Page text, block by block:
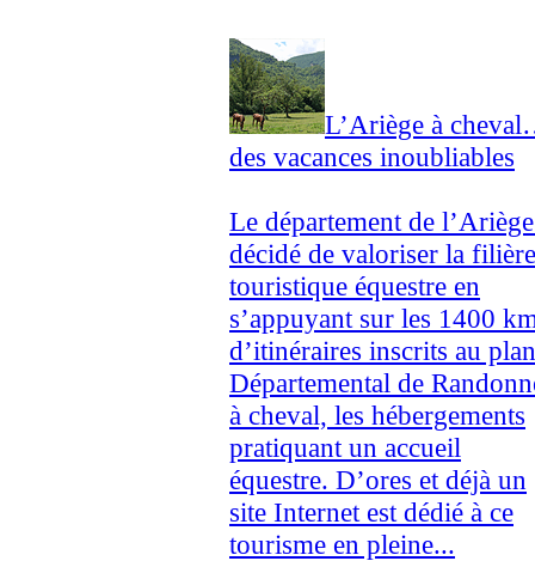
L’Ariège à
des vacances inoubliables
Le département de
décidé de valoriser la filière
touristique équestre en
s’appuyant sur les 1400
d’itinéraires inscrits au plan
Départemental de
à cheval, les hébergements
pratiquant un accueil
équestre. D’ores et déjà un
site Internet est dédié à ce
tourisme en pleine...